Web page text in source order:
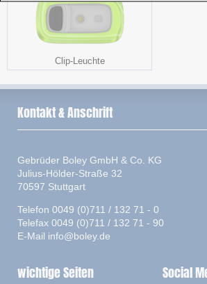
Clip-Leuchte
Kontakt & Anschrift
Gebrüder Boley GmbH & Co. KG
Julius-Hölder-Straße 32
70597 Stuttgart
Telefon 0049 (0)711 / 132 71 - 0
Telefax 0049 (0)711 / 132 71 - 90
E-Mail info@boley.de
wichtige Seiten Social